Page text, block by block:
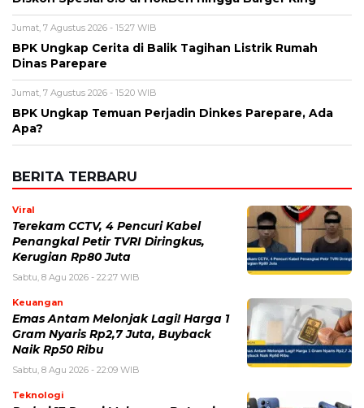
Nama*
Simpan nama, email, dan situs web saya pada peramban ini
untuk komentar saya berikutnya.